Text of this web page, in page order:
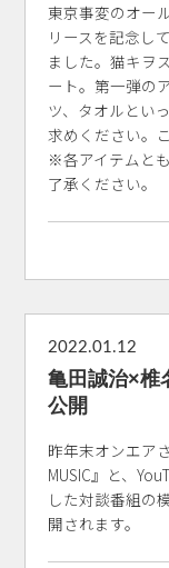
東京事変のオー
リースを記念し
ました。猫キヲ
ート。第一弾の
ツ、タオルとい
求めください。
※各アイテムと
了承ください。
2022.01.12
亀田誠治×椎
公開
昨年末オンエア
MUSIC』と、
した対談番組の
開されます。